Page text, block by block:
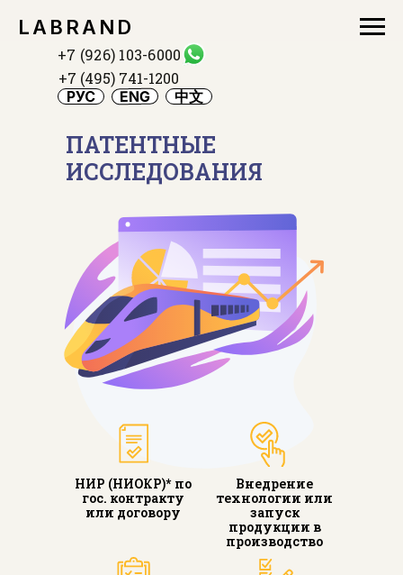
LABRAND
+7 (926) 103-6000
РУС ENG 中文
+7 (495) 741-1200
ПАТЕНТНЫЕ
ИССЛЕДОВАНИЯ
Внедрение
технологии или
запуск
продукции в
производство
НИР (НИОКР)* по
гос. контракту
или договору